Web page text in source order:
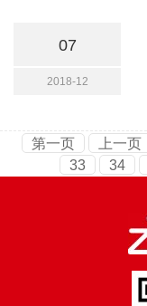
07
2018-12
第一页 上一页
33
34